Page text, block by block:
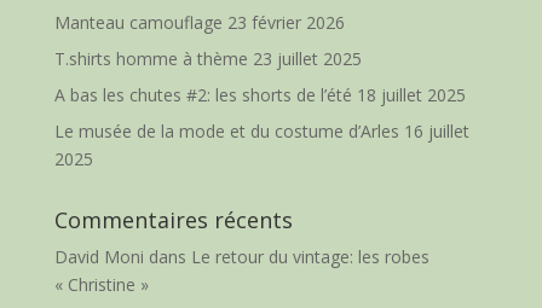
Manteau camouflage 23 février 2026
T.shirts homme à thème 23 juillet 2025
A bas les chutes #2: les shorts de l’été 18 juillet 2025
Le musée de la mode et du costume d’Arles 16 juillet
2025
Commentaires récents
David Moni dans Le retour du vintage: les robes
« Christine »